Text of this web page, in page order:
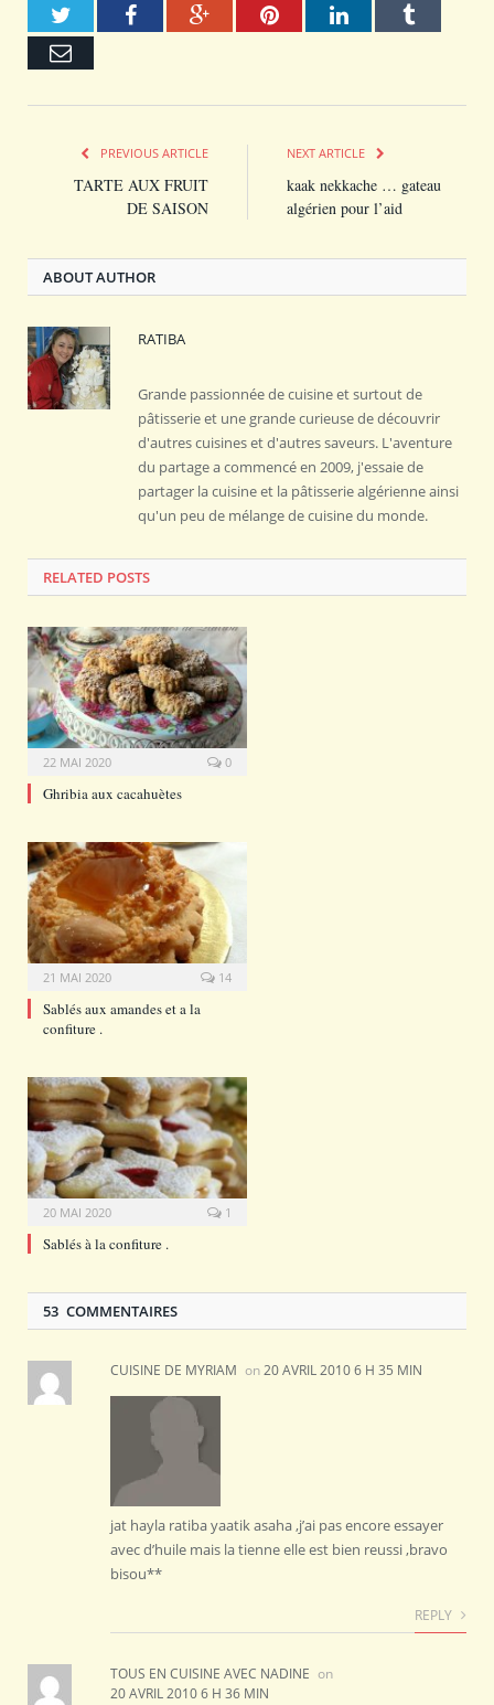
TwitterFacebookGoogle+PinterestLinkedInTumblr
Email
PREVIOUS ARTICLE
TARTE AUX FRUIT
DE SAISON
NEXT ARTICLE
kaak nekkache … gateau
algérien pour l’aid
ABOUT AUTHOR
RATIBA
Grande passionnée de cuisine et surtout de
pâtisserie et une grande curieuse de découvrir
d'autres cuisines et d'autres saveurs. L'aventure
du partage a commencé en 2009, j'essaie de
partager la cuisine et la pâtisserie algérienne ainsi
qu'un peu de mélange de cuisine du monde.
RELATED POSTS
22 MAI 2020 0
Ghribia aux cacahuètes
21 MAI 2020 14
Sablés aux amandes et a la
confiture .
20 MAI 2020 1
Sablés à la confiture .
53 COMMENTAIRES
CUISINE DE MYRIAM on20 AVRIL 2010 6 H 35 MIN
jat hayla ratiba yaatik asaha ,j’ai pas encore essayer
avec d’huile mais la tienne elle est bien reussi ,bravo
bisou**
REPLY
TOUS EN CUISINE AVEC NADINE on
20 AVRIL 2010 6 H 36 MIN